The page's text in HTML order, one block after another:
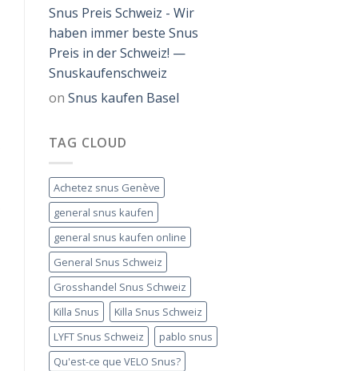
Snus Preis Schweiz - Wir
haben immer beste Snus
Preis in der Schweiz! —
Snuskaufenschweiz
on Snus kaufen Basel
TAG CLOUD
Achetez snus Genève
general snus kaufen
general snus kaufen online
General Snus Schweiz
Grosshandel Snus Schweiz
Killa Snus
Killa Snus Schweiz
LYFT Snus Schweiz
pablo snus
Qu'est-ce que VELO Snus?